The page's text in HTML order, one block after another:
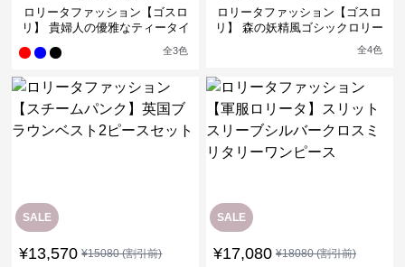
ロリータファッション【ゴスロ
リ】 貴婦人の優雅なティータイ
全3色
ロリータファッション【ゴスロ
リ】 森の妖精風ゴシックロリー
全4色
SALE
¥13,570 ¥15080(割引前)
SALE
¥17,080 ¥18080(割引前)